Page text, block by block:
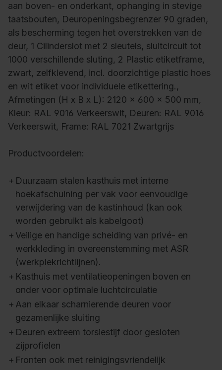
aan boven- en onderkant, ophanging in stevige
taatsbouten, Deuropeningsbegrenzer 90 graden,
als bescherming tegen het overstrekken van de
deur, 1 Cilinderslot met 2 sleutels, sluitcircuit tot
1000 verschillende sluting, 2 Plastic etiketframe,
zwart, zelfklevend, incl. doorzichtige plastic hoes
en wit etiket voor individuele etikettering.,
Afmetingen (H x B x L): 2120 x 600 x 500 mm,
Kleur: RAL 9016 Verkeerswit, Deuren: RAL 9016
Verkeerswit, Frame: RAL 7021 Zwartgrijs
Productvoordelen:
+ Duurzaam stalen kasthuis met interne
hoekafschuining per vak voor eenvoudige
verwijdering van de kastinhoud (kan ook
worden gebruikt als kabelgoot)
+ Veilige en handige scheiding van privé- en
werkkleding in overeenstemming met ASR
(werkplekrichtlijnen).
+ Kasthuis met ventilatieopeningen boven en
onder voor optimale luchtcirculatie
+ Aan elkaar scharnierende deuren voor
gezamenlijke sluiting
+ Deuren extreem torsiestijf door gesloten
zijprofielen
+ Fronten ook met reinigingsvriendelijk